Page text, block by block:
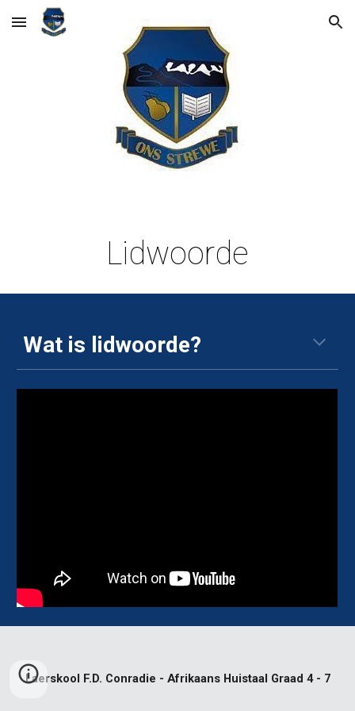
Skip to main content Skip to navigation
Lidwoorde
Wat is lidwoorde?
Laerskool F.D. Conradie - Afrikaans Huistaal Graad 4 - 7